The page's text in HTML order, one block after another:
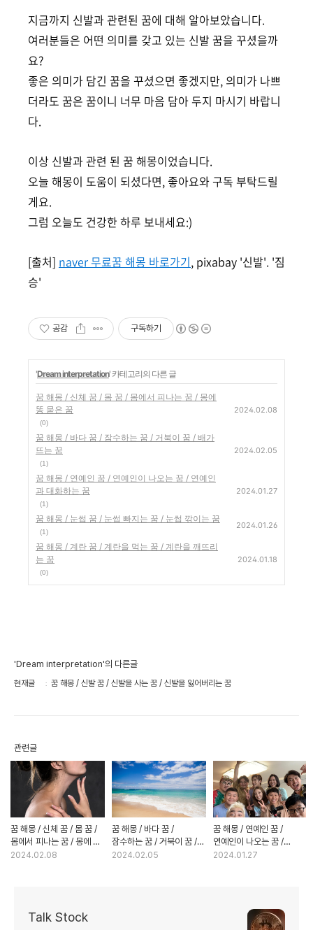
지금까지 신발과 관련된 꿈에 대해 알아보았습니다.
여러분들은 어떤 의미를 갖고 있는 신발 꿈을 꾸셨을까
요?
좋은 의미가 담긴 꿈을 꾸셨으면 좋겠지만, 의미가 나쁘
더라도 꿈은 꿈이니 너무 마음 담아 두지 마시기 바랍니
다.
이상 신발과 관련 된 꿈 해몽이었습니다.
오늘 해몽이 도움이 되셨다면, 좋아요와 구독 부탁드릴
게요.
그럼 오늘도 건강한 하루 보내세요:)
[출처] naver 무료꿈 해몽 바로가기, pixabay '신발'. '짐
승'
공감 구독하기
'Dream interpretation' 카테고리의 다른 글
꿈 해몽 / 신체 꿈 / 몸 꿈 / 몸에서 피나는 꿈 / 몽에
똥 묻은 꿈
(0)
2024.02.08
꿈 해몽 / 바다 꿈 / 잠수하는 꿈 / 거북이 꿈 / 배가
뜨는 꿈
(1)
2024.02.05
꿈 해몽 / 연예인 꿈 / 연예인이 나오는 꿈 / 연예인
과 대화하는 꿈
(1)
2024.01.27
꿈 해몽 / 눈썹 꿈 / 눈썹 빠지는 꿈 / 눈썹 깎이는 꿈
(1)
2024.01.26
꿈 해몽 / 계란 꿈 / 계란을 먹는 꿈 / 계란을 깨뜨리
는 꿈
(0)
2024.01.18
'Dream interpretation'의 다른글
현재글 꿈 해몽 / 신발 꿈 / 신발을 사는 꿈 / 신발을 잃어버리는 꿈
관련글
꿈 해몽 / 신체 꿈 / 몸 꿈 /
몸에서 피나는 꿈 / 몽에 똥
묻은 꿈
2024.02.08
꿈 해몽 / 바다 꿈 /
잠수하는 꿈 / 거북이 꿈 /
배가 뜨는 꿈
2024.02.05
꿈 해몽 / 연예인 꿈 /
연예인이 나오는 꿈 /
연예인과 대화하는 꿈
2024.01.27
Talk Stock